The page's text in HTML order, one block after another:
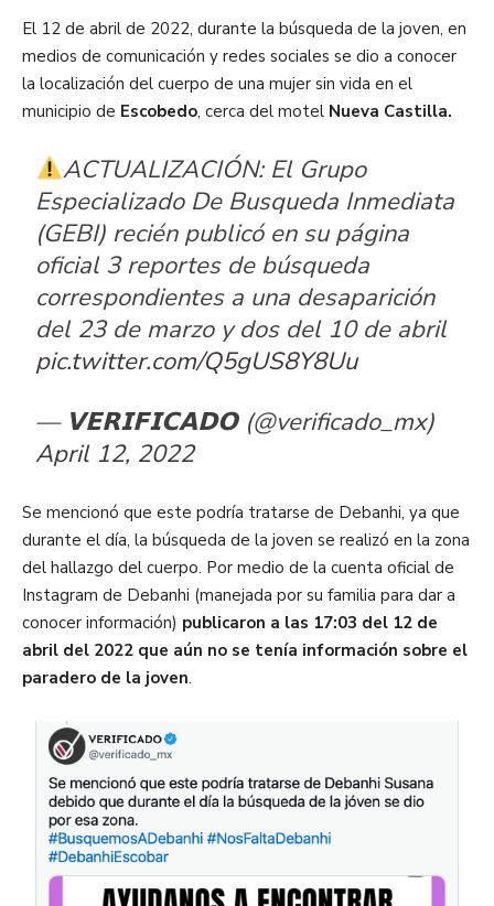
El 12 de abril de 2022, durante la búsqueda de la joven, en
medios de comunicación y redes sociales se dio a conocer
la localización del cuerpo de una mujer sin vida en el
municipio de Escobedo, cerca del motel Nueva Castilla.
ACTUALIZACIÓN: El Grupo
Especializado De Busqueda Inmediata
(GEBI) recién publicó en su página
oficial 3 reportes de búsqueda
correspondientes a una desaparición
del 23 de marzo y dos del 10 de abril
pic.twitter.com/Q5gUS8Y8Uu
— 𝗩𝗘𝗥𝗜𝗙𝗜𝗖𝗔𝗗𝗢 (@verificado_mx)
April 12, 2022
Se mencionó que este podría tratarse de Debanhi, ya que
durante el día, la búsqueda de la joven se realizó en la zona
del hallazgo del cuerpo. Por medio de la cuenta oficial de
Instagram de Debanhi (manejada por su familia para dar a
conocer información) publicaron a las 17:03 del 12 de
abril del 2022 que aún no se tenía información sobre el
paradero de la joven.